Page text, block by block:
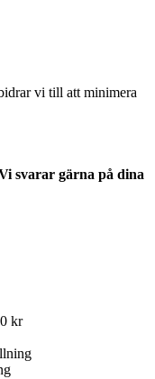
vi till att minimera
svarar gärna på dina
kr